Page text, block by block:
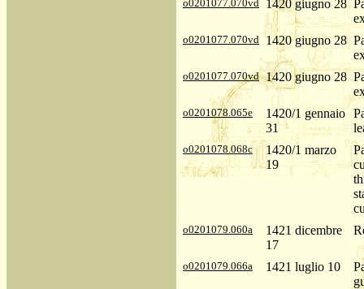
o0201077.070vd 1420 giugno 28
o0201077.070vd 1420 giugno 28
o0201077.070vd 1420 giugno 28
o0201078.065e
1420/1 gennaio
31
o0201078.068c
1420/1 marzo
19
o0201079.060a
1421 dicembre
17
o0201079.066a 1421 luglio 10